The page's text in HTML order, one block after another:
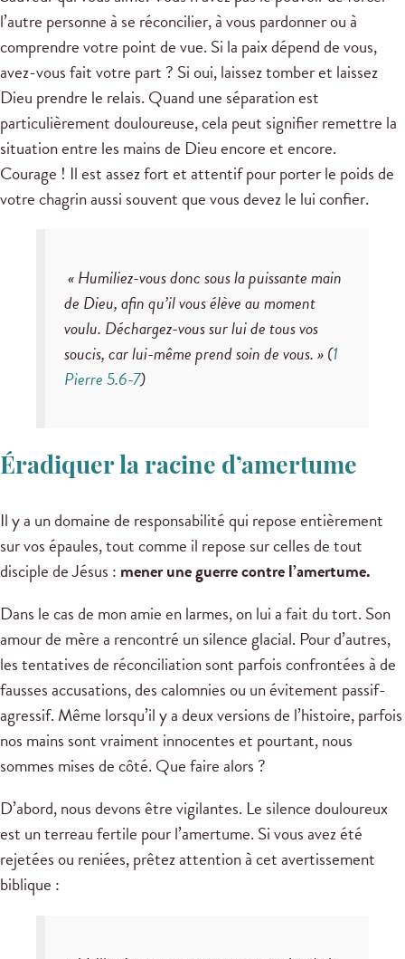
l’autre personne à se réconcilier, à vous pardonner ou à
comprendre votre point de vue. Si la paix dépend de vous,
avez-vous fait votre part ? Si oui, laissez tomber et laissez
Dieu prendre le relais. Quand une séparation est
particulièrement douloureuse, cela peut signifier remettre la
situation entre les mains de Dieu encore et encore.
Courage ! Il est assez fort et attentif pour porter le poids de
votre chagrin aussi souvent que vous devez le lui confier.
« Humiliez-vous donc sous la puissante main
de Dieu, afin qu’il vous élève au moment
voulu. Déchargez-vous sur lui de tous vos
soucis, car lui-même prend soin de vous. » (1
Pierre 5.6-7)
Éradiquer la racine d’amertume
Il y a un domaine de responsabilité qui repose entièrement
sur vos épaules, tout comme il repose sur celles de tout
disciple de Jésus : mener une guerre contre l’amertume.
Dans le cas de mon amie en larmes, on lui a fait du tort. Son
amour de mère a rencontré un silence glacial. Pour d’autres,
les tentatives de réconciliation sont parfois confrontées à de
fausses accusations, des calomnies ou un évitement passif-
agressif. Même lorsqu’il y a deux versions de l’histoire, parfois
nos mains sont vraiment innocentes et pourtant, nous
sommes mises de côté. Que faire alors ?
D’abord, nous devons être vigilantes. Le silence douloureux
est un terreau fertile pour l’amertume. Si vous avez été
rejetées ou reniées, prêtez attention à cet avertissement
biblique :